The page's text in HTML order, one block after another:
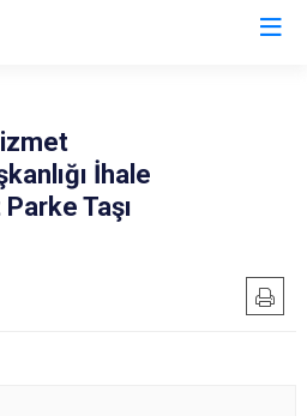
Gölhisar
Karamanlı
İhale
Taşı